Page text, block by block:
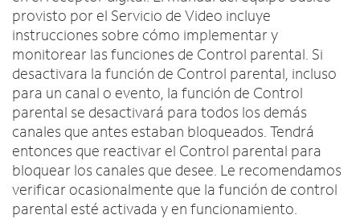
provisto por el Servicio de Video incluye
instrucciones sobre cómo implementar y
monitorear las funciones de Control parental. Si
desactivara la función de Control parental, incluso
para un canal o evento, la función de Control
parental se desactivará para todos los demás
canales que antes estaban bloqueados. Tendrá
entonces que reactivar el Control parental para
bloquear los canales que desee. Le recomendamos
verificar ocasionalmente que la función de control
parental esté activada y en funcionamiento.